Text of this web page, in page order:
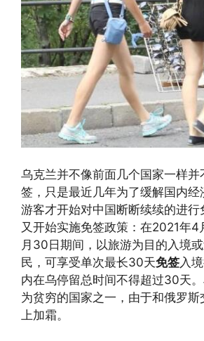
乌克兰并不像前面几个国家一样并
签，只是最近几年为了缓解国内经
游客才开始对中国断断续续的进行
又开始实施免签政策：在2021年4
月30日期间，以旅游为目的入境
民，可享受单次最长30天免签入
内在乌停留总时间不得超过30天
为贫穷的国家之一，由于和俄罗
上加霜。